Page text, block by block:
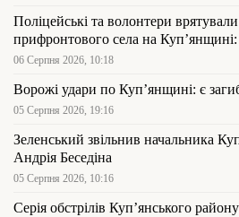
Поліцейські та волонтери
прифронтового села на Куп’янщині:
06 Серпня 2026, 10:18
Ворожі удари по Куп’янщині: є
05 Серпня 2026, 19:16
Зеленський звільнив начальника
Андрія Беседіна
05 Серпня 2026, 10:16
Серія обстрілів Куп’янського